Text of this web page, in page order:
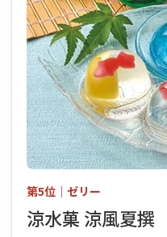
第5位｜ゼリー
涼水菓 涼風夏撰